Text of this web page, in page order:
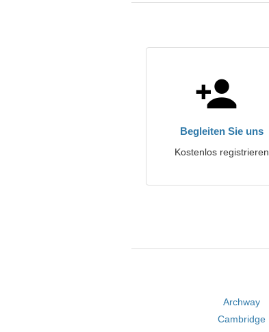
Begleiten Sie uns
Kostenlos registrieren
Archway
Cambridge